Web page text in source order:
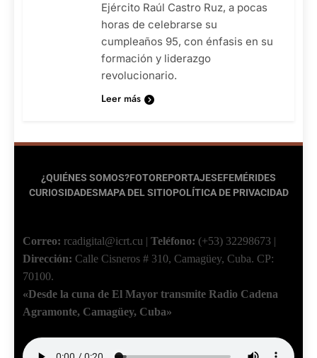
Ejército Raúl Castro Ruz, a pocas
horas de celebrarse su
cumpleaños 95, con énfasis en su
formación y liderazgo
revolucionario.
Leer más
¿QUIÉNES SOMOS?FOTOREPORTAJESEFEMÉRIDES
CURIOSIDADESMAPA DEL SITIOPOLÍTICA DE PRIVACIDAD
Correo: rcadigital@icrt.cu | Teléfono: (+53) 32298673 |
Dirección: Calle Cisneros # 310, Camagüey, Cuba. CP:
70100.
«Desde la cuna de El Mayor transmite Radio Cadena
Agramonte, Camagüey, Cuba»